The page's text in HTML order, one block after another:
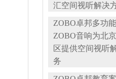
汇空间视听解决
ZOBO卓邦多功
ZOBO音响为北
区提供空间视听
务